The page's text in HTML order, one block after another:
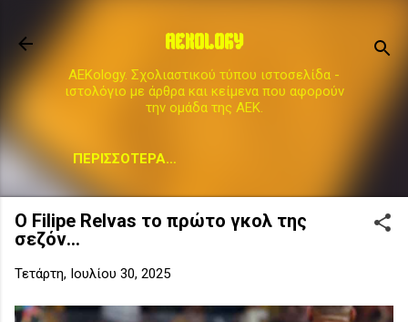
AEKOLOGY
AEKology. Σχολιαστικού τύπου ιστοσελίδα -
ιστολόγιο με άρθρα και κείμενα που αφορούν
την ομάδα της ΑΕΚ.
ΠΕΡΙΣΣΌΤΕΡΑ…
Ο Filipe Relvas το πρώτο γκολ της
σεζόν...
Τετάρτη, Ιουλίου 30, 2025